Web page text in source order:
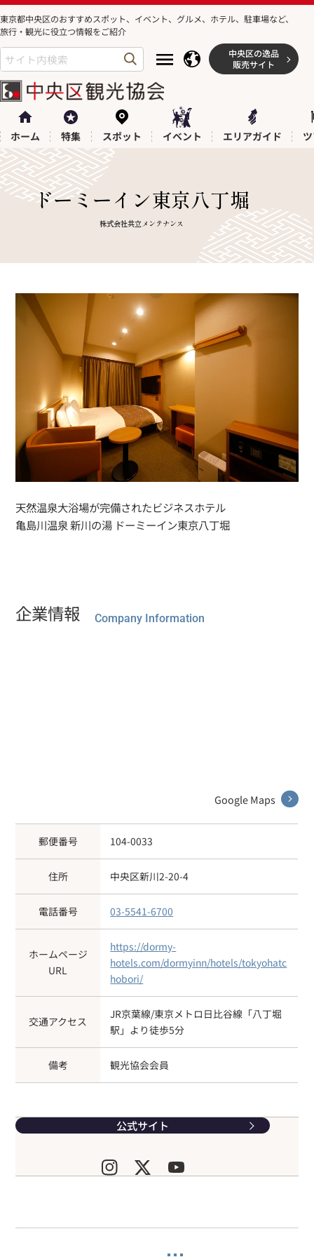
ンツに
進む
東京都中央区のおすすめスポット、イベント、グルメ、ホテル、駐車場など、
旅行・観光に役立つ情報をご紹介
中央区の逸品
販売サイト
ホーム 特集 スポット イベント エリアガイド
屋
ドーミーイン東京八丁堀社
名：
株式会社共立メンテナンス
天然温泉大浴場が完備されたビジネスホテル
亀島川温泉 新川の湯 ドーミーイン東京八丁堀
企業情報 Company Information
Google Maps
郵便番号 104-0033
住所 中央区新川2-20-4
電話番号 03-5541-6700
ホームページ
URL
https://dormy-
hotels.com/dormyinn/hotels/tokyohatc
hobori/
交通アクセス
JR京葉線/東京メトロ日比谷線「八丁堀
駅」より徒歩5分
備考 観光協会会員
公式サイト